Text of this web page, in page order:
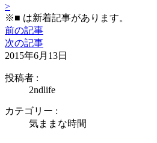
>
※■ は新着記事があります。
前の記事
次の記事
2015年6月13日
投稿者 :
2ndlife
カテゴリー :
気ままな時間